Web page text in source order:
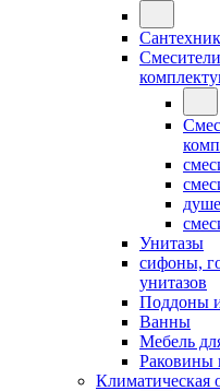
Унитазы
сифоны,
унитазов
Поддоны
Ванны
Мебель
Раковины
Климатическая